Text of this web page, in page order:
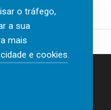
o tráfego,
a sua
mais
e cookies.